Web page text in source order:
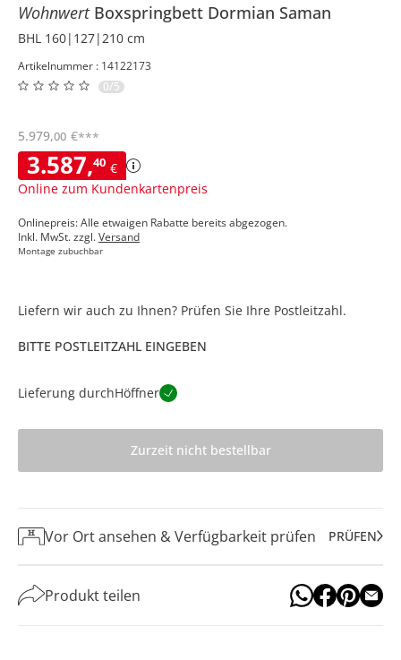
Wohnwert Boxspringbett Dormian Saman
BHL 160|127|210 cm
Artikelnummer : 14122173
0/5
3.587,40 €
Online zum Kundenkartenpreis
5.979,00 €***
Onlinepreis: Alle etwaigen Rabatte bereits abgezogen.
Inkl. MwSt. zzgl.Versand
Montage zubuchbar
Liefern wir auch zu Ihnen? Prüfen Sie Ihre Postleitzahl.
BITTE POSTLEITZAHL EINGEBEN
Lieferung durchHöffner
Zurzeit nicht bestellbar
Vor Ort ansehen & Verfügbarkeit prüfen PRÜFEN
Produkt teilen